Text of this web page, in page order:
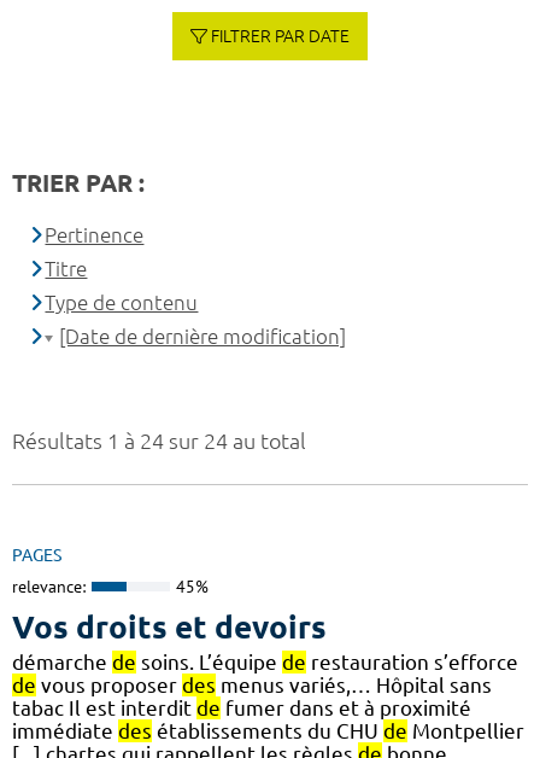
Résultats 1 à 24 sur 24 au total
PAGES
relevance: 45%
Vos droits et devoirs
démarche de soins. L’équipe de restauration s’efforce
de vous proposer des menus variés,… Hôpital sans
tabac Il est interdit de fumer dans et à proximité
immédiate des établissements du CHU de Montpellier
FILTRER PAR DATE
TRIER PAR :
Pertinence
Titre
Type de contenu
[Date de dernière modification]